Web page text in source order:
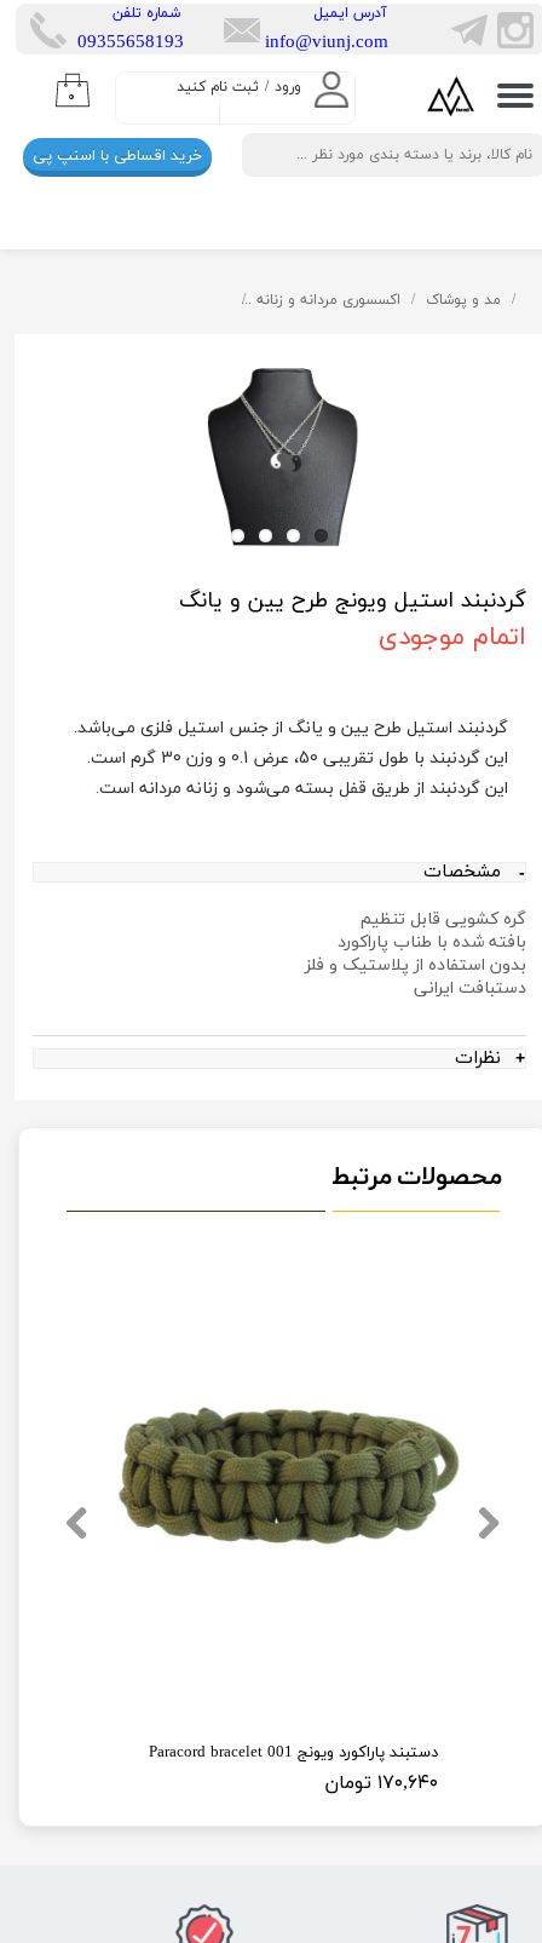
ورود / ثبت نام کنید
حساب کاربری من
تغییر گذر واژه
سفارشات
۰
​شماره تلفن
​​09355658193
​آدرس ایمیل
info@viunj.com
خرید اقساطی با اسنپ پی
مد و پوشاک اکسسوری مردانه و زنانه
گردنبند استیل ویونج طرح یین و یانگ
اتمام موجودی
گردنبند استیل طرح یین و یانگ از جنس استیل فلزی می‌باشد.
این گردنبند با طول تقریبی 50، عرض 0.1 و وزن 30 گرم است.
این گردنبند از طریق قفل بسته می‌شود و زنانه مردانه است.
مشخصات
گره کشویی قابل تنظیم
بافته شده با طناب پاراکورد
بدون استفاده از پلاستیک و فلز
دستبافت ایرانی
نظرات
محصولات مرتبط
دستبند پاراکورد ویونج 001 Paracord bracelet
۱۷۰,۶۴۰ تومان